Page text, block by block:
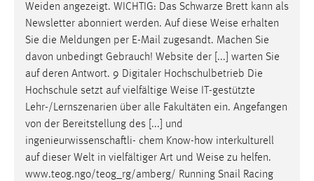
Weiden angezeigt. WICHTIG: Das Schwarze Brett kann als
Newsletter abonniert werden. Auf diese Weise erhalten
Sie die Meldungen per E-Mail zugesandt. Machen Sie
davon unbedingt Gebrauch! Website der [...] warten Sie
auf deren Antwort. 9 Digitaler Hochschulbetrieb Die
Hochschule setzt auf vielfältige Weise IT-gestützte
Lehr-/Lernszenarien über alle Fakultäten ein. Angefangen
von der Bereitstellung des [...] und
ingenieurwissenschaftli- chem Know-how interkulturell
auf dieser Welt in vielfältiger Art und Weise zu helfen.
www.teog.ngo/teog_rg/amberg/ Running Snail Racing
Name:
Zweck:
Für performante Seitenauslieferung wird in diesem Cookie
gespeichert, ob man eingeloggt ist.
Sprachpräferenz
Name:
site-language-preference